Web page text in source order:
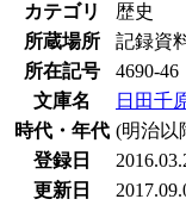
カテゴリ
歴史
所蔵場所
記録資
所在記号
4690-46
文庫名
日田千
時代・年代 (明治以
登録日
更新日